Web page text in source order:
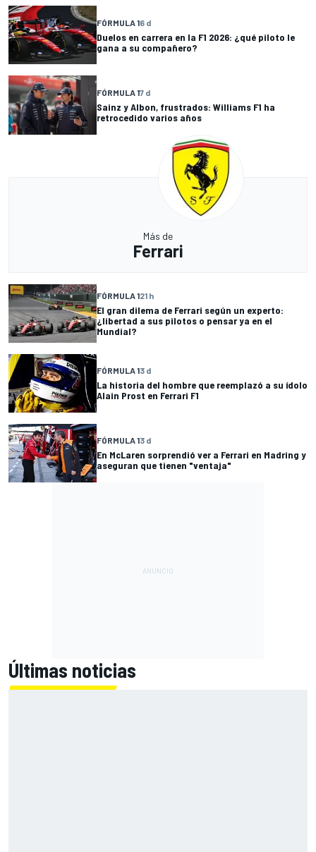
FÓRMULA 16 d
Duelos en carrera en la F1 2026: ¿qué piloto le
gana a su compañero?
FÓRMULA 17 d
Sainz y Albon, frustrados: Williams F1 ha
retrocedido varios años
Más de
Ferrari
FÓRMULA 121 h
El gran dilema de Ferrari según un experto:
¿libertad a sus pilotos o pensar ya en el
Mundial?
FÓRMULA 13 d
La historia del hombre que reemplazó a su ídolo
Alain Prost en Ferrari F1
FÓRMULA 13 d
En McLaren sorprendió ver a Ferrari en Madring y
aseguran que tienen "ventaja"
Últimas noticias